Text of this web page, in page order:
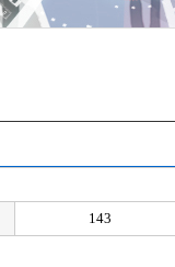
143